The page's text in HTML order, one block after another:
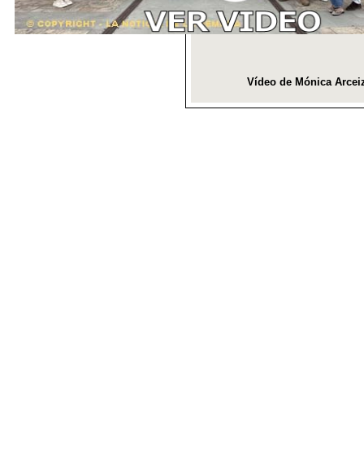
Vídeo de Mónica